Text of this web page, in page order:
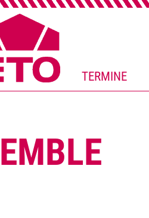
TERMINE